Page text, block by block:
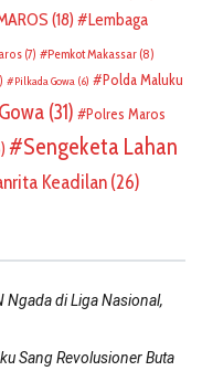
(18)
Lembaga
(7) Pemkot Makassar (8)
Pilkada Gowa (6)
Polda Maluku
(31)
Polres Maros
Sengeketa Lahan
Keadilan(26)
Ngada di Liga Nasional,
Sang Revolusioner Buta